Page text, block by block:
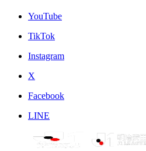
YouTube
TikTok
Instagram
X
Facebook
LINE